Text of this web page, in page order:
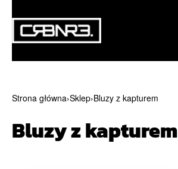
Strona główna›Sklep›Bluzy z kapturem
Bluzy z kapturem